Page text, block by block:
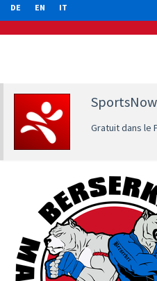
DE EN IT
Gratuit dans le